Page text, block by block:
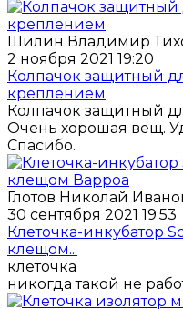
Шилин Владимир
2 ноября 2021 19:20
Колпачок защитный
креплением
Колпачок защитный
Очень хорошая вещ.
Спасибо.
Глотов Николай
30 сентября 2021 19:53
Клеточка-инкубатор
клещом...
клеточка
никогда такой не